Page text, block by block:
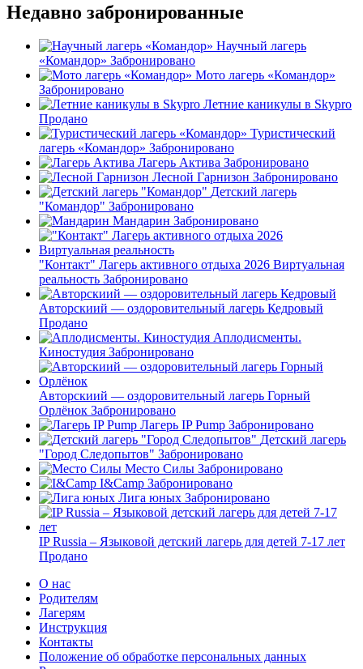
Недавно забронированные
Научный лагерь
«Командор» Забронировано
Мото лагерь «Командор»
Забронировано
Летние каникулы в Skypro
Продано
Туристический
лагерь «Командор» Забронировано
Лагерь Актива Забронировано
Лесной Гарнизон Забронировано
Детский лагерь
"Командор" Забронировано
Мандарин Забронировано
"Контакт" Лагерь активного отдыха 2026 Виртуальная
реальность Забронировано
Авторскиий — оздоровительный лагерь Кедровый
Продано
Аплодисменты.
Киностудия Забронировано
Авторскиий — оздоровительный лагерь Горный
Орлёнок Забронировано
Лагерь IP Pump Забронировано
Детский лагерь
"Город Следопытов" Забронировано
Место Силы Забронировано
I&Camp Забронировано
Лига юных Забронировано
IP Russia – Языковой детский лагерь для детей 7-17 лет
Продано
О нас
Родителям
Лагерям
Инструкция
Контакты
Положение об обработке персональных данных